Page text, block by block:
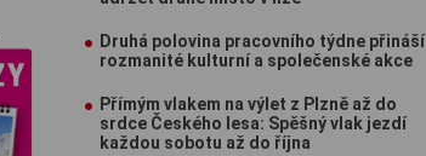
Druhá polovina pracovního týdne přináší
rozmanité kulturní a společenské akce
Přímým vlakem na výlet z Plzně až do
srdce Českého lesa: Spěšný vlak jezdí
každou sobotu až do října